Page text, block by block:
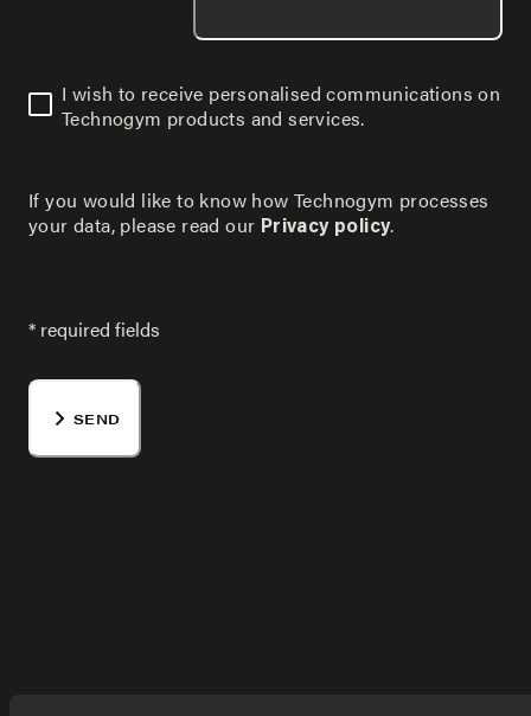
I wish to receive personalised communications on
Technogym products and services.
If you would like to know how Technogym processes
your data, please read our Privacy policy.
* required fields
SEND